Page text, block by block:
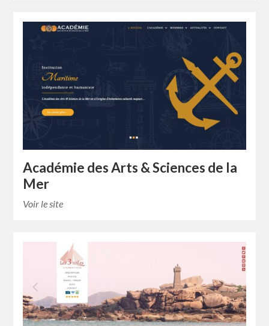
Académie des Arts & Sciences de la
Mer
Voir le site